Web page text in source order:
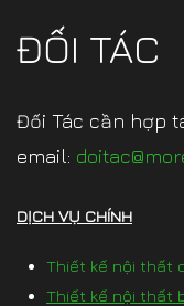
ĐỐI TÁC
Đối Tác cần hợp
email:
DỊCH VỤ CHÍNH
Thiết kế nội thất
Thiết kế nội thất